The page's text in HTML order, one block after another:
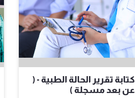
كتابة تقرير الحالة الطبية - (
عن بعد مسجلة )